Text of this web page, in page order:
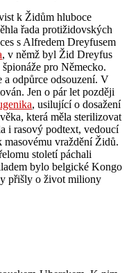
k Židům hluboce
řada protižidovských
s Alfredem Dreyfusem
, v němž byl Žid Dreyfus
pro Německo.
a odpůrce odsouzení. V
Jen o pár let později
, usilující o dosažení
která měla sterilizovat
i rasový podtext, vedoucí
vraždění Židů.
století páchali
bylo belgické Kongo
přišly o život miliony